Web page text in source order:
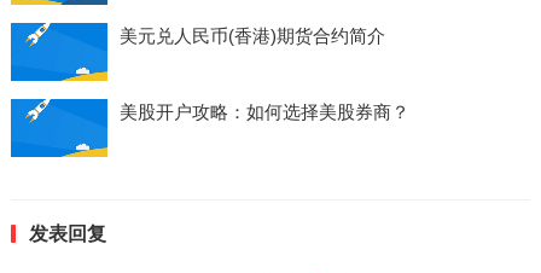
美元兑人民币(香港)期货合约简介
美股开户攻略：如何选择美股券商？
发表回复